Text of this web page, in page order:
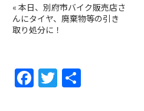
« 本日、別府市バイク販売店さ
んにタイヤ、廃棄物等の引き
取り処分に！
F
a
T
w